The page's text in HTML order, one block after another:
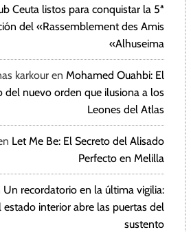
Ceuta listos para conquistar la 5ª
del «Rassemblement des Amis
Alhuseima»
karkour en Mohamed Ouahbi: El
del nuevo orden que ilusiona a los
Leones del Atlas
Let Me Be: El Secreto del Alisado
Perfecto en Melilla
Un recordatorio en la última vigilia:
estado interior abre las puertas del
sustento